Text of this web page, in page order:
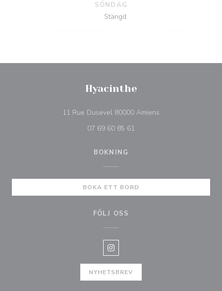
SÖNDAG
Stängd
Hyacinthe
11 Rue Dusevel 80000 Amiens
07 69 60 85 61
BOKNING
BOKA ETT BORD
FÖLJ OSS
Instagram ((öppnas i ett nytt
NYHETSBREV